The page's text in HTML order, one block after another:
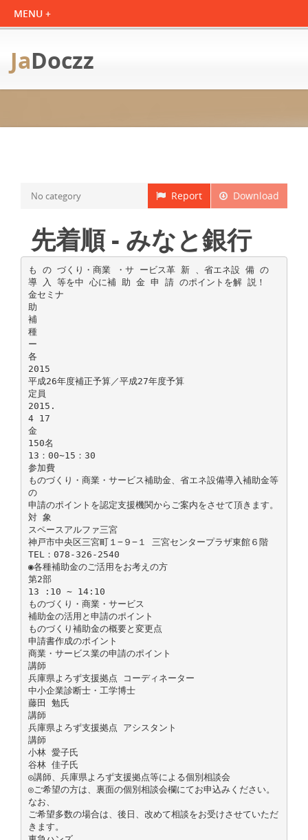
JaDoczz
Download
Report
No category
先着順 - みなと銀行
も の づくり・商業 ・サ ービス革 新 、省エネ設 備 の
導 入 等を中 心に補 助 金 申 請 のポイントを解 説！
金セミナ
助
補
種
ー
各
2015
平成26年度補正予算／平成27年度予算
定員
2015.
4 17
金
150名
13：00∼15：30
参加費
ものづくり・商業・サービス補助金、省エネ設備導入補助金等
の
申請のポイントを認定支援機関からご案内をさせて頂きます。
対 象
スペースアルファ三宮
神戸市中央区三宮町１−９−１ 三宮センタープラザ東館６階
TEL：078-326-2540
◉各種補助金のご活用をお考えの方
第2部
13 :10 ∼ 14:10
ものづくり・商業・サービス
補助金の活用と申請のポイント
ものづくり補助金の概要と変更点
申請書作成のポイント
商業・サービス業の申請のポイント
講師
兵庫県よろず支援拠点 コーディネーター
中小企業診断士・工学博士
藤田 勉氏
講師
兵庫県よろず支援拠点 アシスタント
講師
小林 愛子氏
谷林 佳子氏
◎講師、兵庫県よろず支援拠点等による個別相談会
◎ご希望の方は、裏面の個別相談会欄にてお申込みください。
なお、
ご希望多数の場合は、後日、改めて相談をお受けさせていただ
きます。